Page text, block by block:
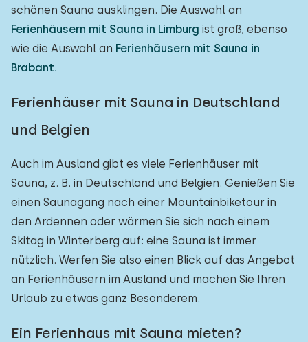
schönen Sauna ausklingen. Die Auswahl an
Ferienhäusern mit Sauna in Limburg ist groß, ebenso
wie die Auswahl an Ferienhäusern mit Sauna in
Brabant.
Ferienhäuser mit Sauna in Deutschland
und Belgien
Auch im Ausland gibt es viele Ferienhäuser mit
Sauna, z. B. in Deutschland und Belgien. Genießen Sie
einen Saunagang nach einer Mountainbiketour in
den Ardennen oder wärmen Sie sich nach einem
Skitag in Winterberg auf: eine Sauna ist immer
nützlich. Werfen Sie also einen Blick auf das Angebot
an Ferienhäusern im Ausland und machen Sie Ihren
Urlaub zu etwas ganz Besonderem.
Ein Ferienhaus mit Sauna mieten?